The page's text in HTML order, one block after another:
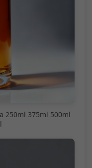
250ml 375ml 500ml